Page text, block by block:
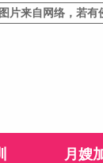
网络，若有侵权，
月嫂